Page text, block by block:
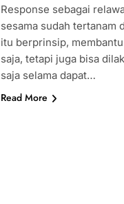
Response sebagai
sesama sudah tertanam
itu berprinsip,
saja, tetapi juga bisa
saja selama dapat…
Read More